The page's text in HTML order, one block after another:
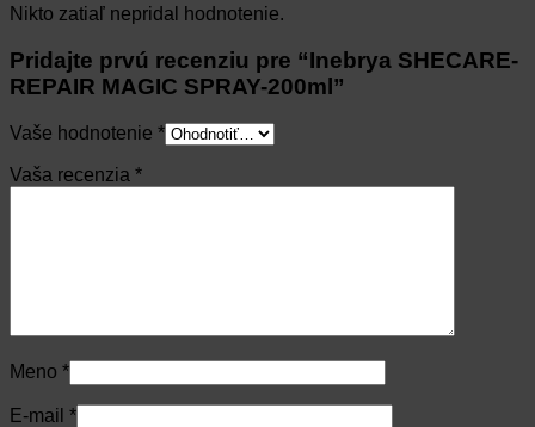
Nikto zatiaľ nepridal hodnotenie.
Pridajte prvú recenziu pre “Inebrya SHECARE-
REPAIR MAGIC SPRAY-200ml”
Vaše hodnotenie *
Vaša recenzia *
Meno *
E-mail *